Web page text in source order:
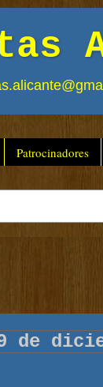
Patrocinadores
de